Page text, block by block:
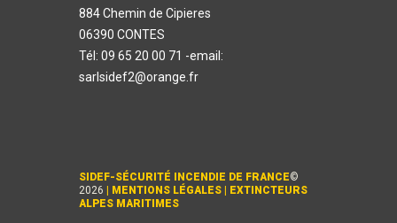
884 Chemin de Cipieres
06390 CONTES
Tél: 09 65 20 00 71 -email:
sarlsidef2@orange.fr
SIDEF-SÉCURITÉ INCENDIE DE FRANCE©
2026
MENTIONS LÉGALES
EXTINCTEURS
ALPES MARITIMES